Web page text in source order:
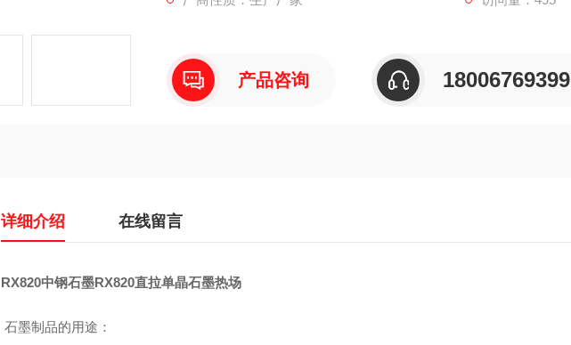
产品咨询 18006769399
详细介绍 在线留言
RX820中钢石墨RX820直拉单晶石墨热场
石墨制品的用途：